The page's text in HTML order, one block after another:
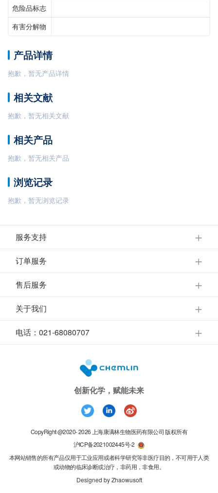
危险品标志
有害分解物
产品详情
抱歉，暂无产品详情
相关文献
抱歉，暂无相关文献
相关产品
抱歉，暂无相关产品
浏览记录
抱歉，暂无浏览记录
服务支持
订单服务
售后服务
关于我们
电话：021-68080707
创新化学，赋能未来
CopyRight @2020- 2026 上海康满林生物医药有限公司 版权所有
沪ICP备2021002445号-2
本网站销售的所有产品仅用于工业应用或者科学研究等非医疗目的，不可用于人类
或动物的临床诊断或治疗，非药用，非食用。
Designed by Zhaowusoft